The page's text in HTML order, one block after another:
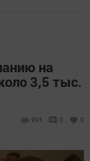
на
3,5 тыс.
993 0 0